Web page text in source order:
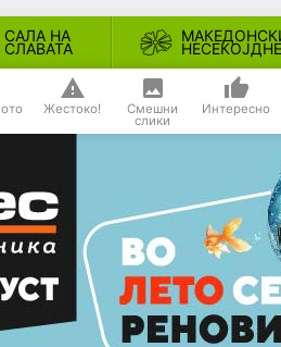
САЛА НА
СЛАВАТА
Жестоко! Смешни
слики
Интересно